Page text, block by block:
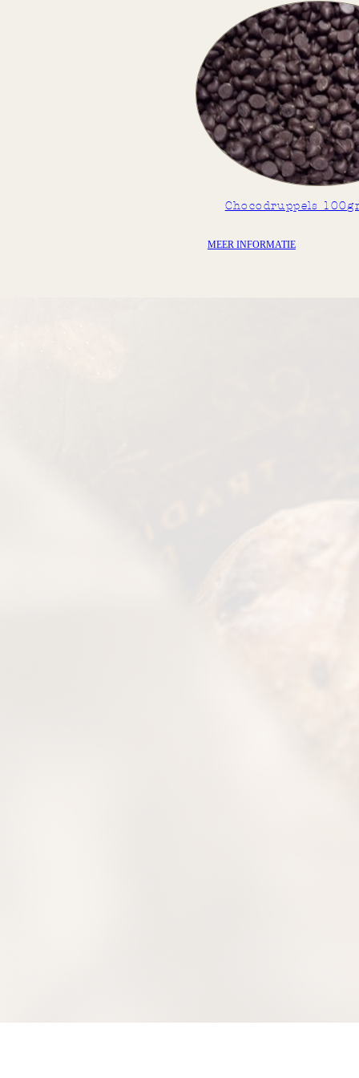
Chocodruppels
MEER INFORMATIE